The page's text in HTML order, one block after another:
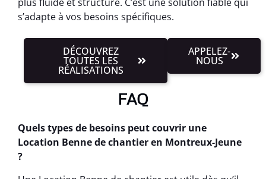
s’adapte à vos besoins spécifiques.
DÉCOUVREZ
TOUTES LES
RÉALISATIONS
APPELEZ-
NOUS
FAQ
Quels types de besoins peut couvrir une
Location Benne de chantier en Montreux-Jeune
?